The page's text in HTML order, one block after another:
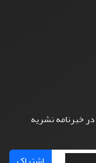
خبرنامه نشریه